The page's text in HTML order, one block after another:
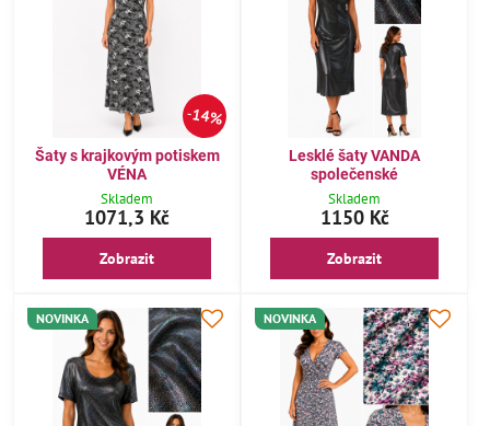
14%
Šaty s krajkovým potiskem
VÉNA
Skladem
1071,3 Kč
Zobrazit
Lesklé šaty VANDA
společenské
Skladem
1150 Kč
Zobrazit
NOVINKA NOVINKA